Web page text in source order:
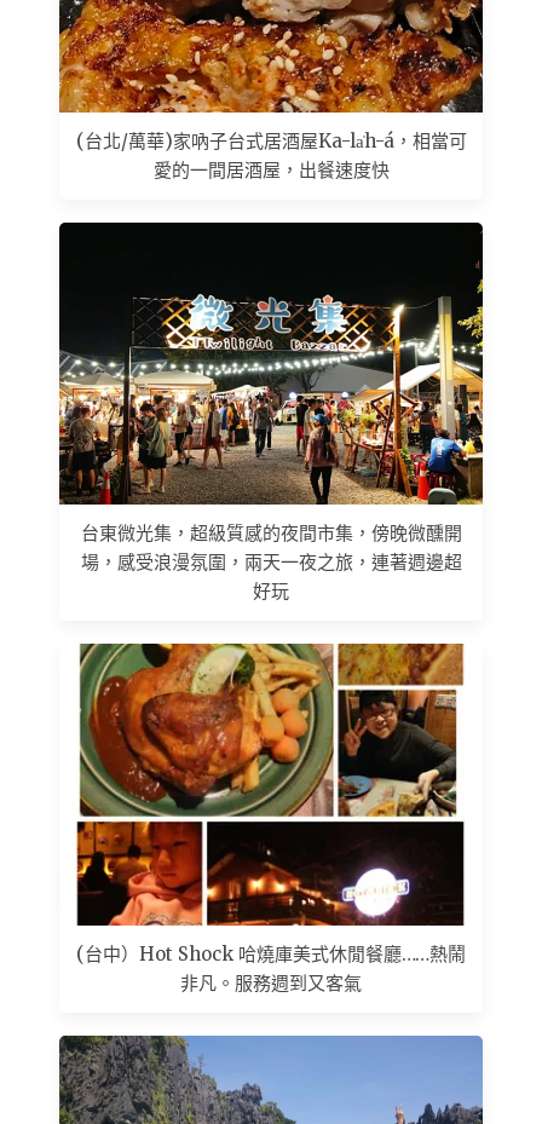
(台北/萬華)家吶子台式居酒屋Ka-la̍h-á，相當可
愛的一間居酒屋，出餐速度快
台東微光集，超級質感的夜間市集，傍晚微醺開
場，感受浪漫氛圍，兩天一夜之旅，連著週邊超
好玩
(台中）Hot Shock 哈燒庫美式休閒餐廳……熱鬧
非凡。服務週到又客氣